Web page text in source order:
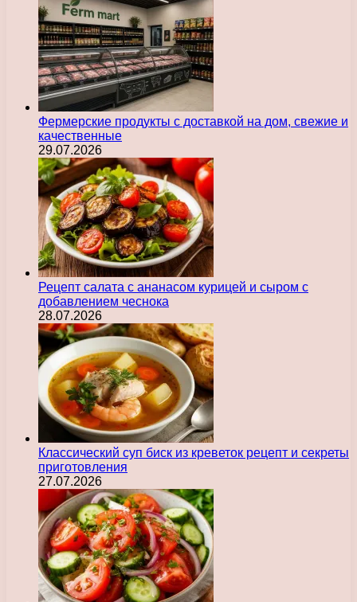
Фермерские продукты с доставкой на дом, свежие и
качественные
29.07.2026
Рецепт салата с ананасом курицей и сыром с
добавлением чеснока
28.07.2026
Классический суп биск из креветок рецепт и секреты
приготовления
27.07.2026